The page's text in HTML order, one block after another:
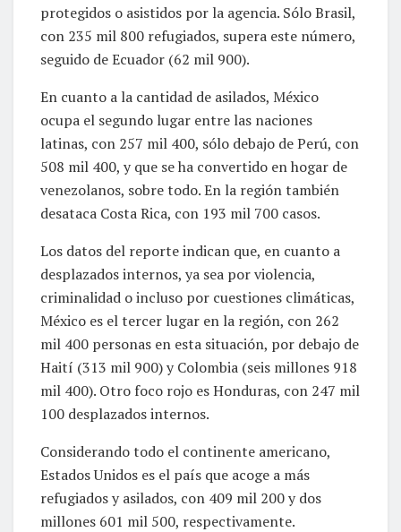
protegidos o asistidos por la agencia. Sólo Brasil,
con 235 mil 800 refugiados, supera este número,
seguido de Ecuador (62 mil 900).
En cuanto a la cantidad de asilados, México
ocupa el segundo lugar entre las naciones
latinas, con 257 mil 400, sólo debajo de Perú, con
508 mil 400, y que se ha convertido en hogar de
venezolanos, sobre todo. En la región también
desataca Costa Rica, con 193 mil 700 casos.
Los datos del reporte indican que, en cuanto a
desplazados internos, ya sea por violencia,
criminalidad o incluso por cuestiones climáticas,
México es el tercer lugar en la región, con 262
mil 400 personas en esta situación, por debajo de
Haití (313 mil 900) y Colombia (seis millones 918
mil 400). Otro foco rojo es Honduras, con 247 mil
100 desplazados internos.
Considerando todo el continente americano,
Estados Unidos es el país que acoge a más
refugiados y asilados, con 409 mil 200 y dos
millones 601 mil 500, respectivamente.